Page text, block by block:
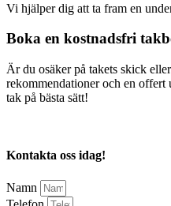
Vi hjälper dig att ta fram en
Boka en kostnadsfri
Är du osäker på takets skick
rekommendationer och en
tak på bästa sätt!
Kontakta oss idag!
Namn